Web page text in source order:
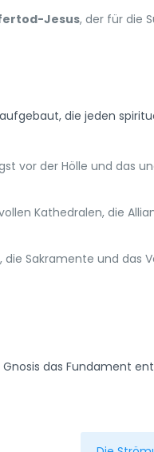
Jesus, der für die
die jeden
vor der Hölle und das
Kathedralen, die
die Sakramente und das
das Fundament